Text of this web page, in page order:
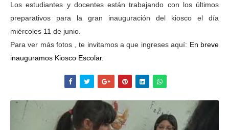
Los estudiantes y docentes están trabajando con los últimos
preparativos para la gran inauguración del kiosco el día
miércoles 11 de junio.
Para ver más fotos , te invitamos a que ingreses aquí: En breve
inauguramos Kiosco Escolar.